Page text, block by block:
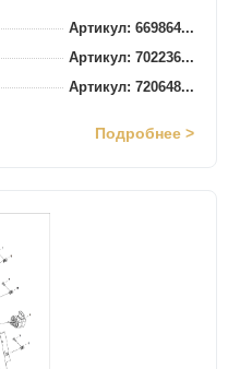
Артикул: 669864...
Артикул: 702236...
Артикул: 720648...
Подробнее >